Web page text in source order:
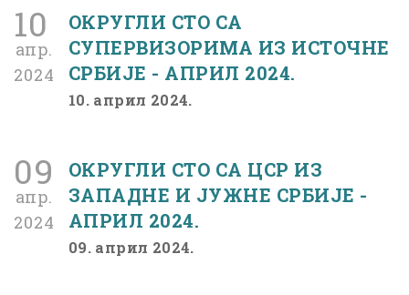
10
апр.
2024
ОКРУГЛИ СТО СА
СУПЕРВИЗОРИМА ИЗ ИСТОЧНЕ
СРБИЈЕ - АПРИЛ 2024.
10. април 2024.
09
апр.
2024
ОКРУГЛИ СТО СА ЦСР ИЗ
ЗАПАДНЕ И ЈУЖНЕ СРБИЈЕ -
АПРИЛ 2024.
09. април 2024.